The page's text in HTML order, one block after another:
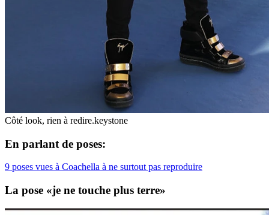
Côté look, rien à redire.keystone
En parlant de poses:
9 poses vues à Coachella à ne surtout pas reproduire
La pose «je ne touche plus terre»